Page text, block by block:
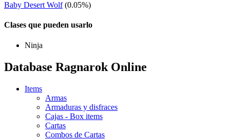
Baby Desert Wolf(0.05%)
Clases que pueden usarlo
Ninja
Database Ragnarok Online
Items
Armas
Armaduras y disfraces
Cajas - Box items
Cartas
Combos de Cartas